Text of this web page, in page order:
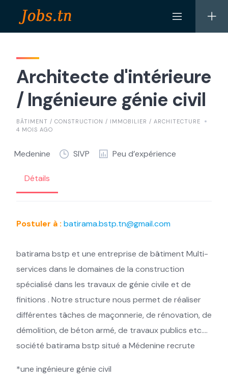
Architecte d'intérieure
/ Ingénieure génie civil
BÂTIMENT / CONSTRUCTION / IMMOBILIER / ARCHITECTURE
4 MOIS AGO
Medenine SIVP Peu d’expérience
Détails
Postuler à : batirama.bstp.tn@gmail.com
batirama bstp et une entreprise de bâtiment Multi-
services dans le domaines de la construction
spécialisé dans les travaux de génie civile et de
finitions . Notre structure nous permet de réaliser
différentes tâches de maçonnerie, de rénovation, de
démolition, de béton armé, de travaux publics etc.…
société batirama bstp situé a Médenine recrute
*une ingénieure génie civil